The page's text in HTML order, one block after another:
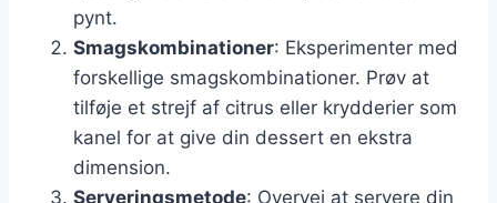
pynt.
Smagskombinationer: Eksperimenter med
forskellige smagskombinationer. Prøv at
tilføje et strejf af citrus eller krydderier som
kanel for at give din dessert en ekstra
dimension.
Serveringsmetode: Overvej at servere din